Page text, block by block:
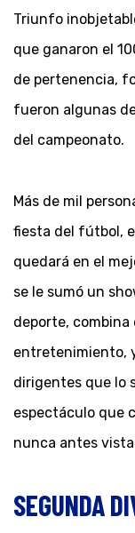
Triunfo
que ganaron el
de pertenencia,
fueron algunas
del campeonato.
Más de mil
fiesta del fútbol,
quedará en el
se le sumó un
deporte,
entretenimiento,
dirigentes que lo
espectáculo que
nunca antes
SEGUNDA